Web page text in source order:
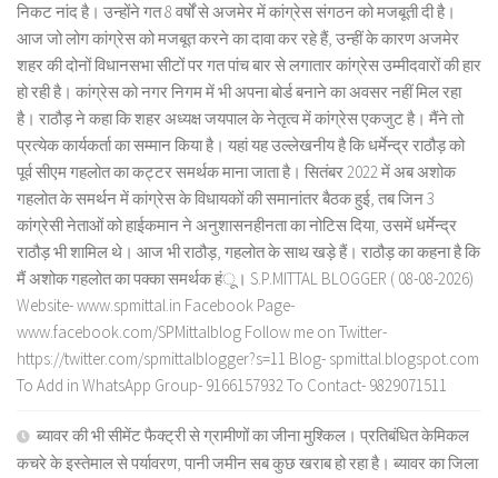
निकट नांद है। उन्होंने गत 8 वर्षों से अजमेर में कांग्रेस संगठन को मजबूती दी है।
आज जो लोग कांग्रेस को मजबूत करने का दावा कर रहे हैं, उन्हीं के कारण अजमेर
शहर की दोनों विधानसभा सीटों पर गत पांच बार से लगातार कांग्रेस उम्मीदवारों की हार
हो रही है। कांग्रेस को नगर निगम में भी अपना बोर्ड बनाने का अवसर नहीं मिल रहा
है। राठौड़ ने कहा कि शहर अध्यक्ष जयपाल के नेतृत्व में कांग्रेस एकजुट है। मैंने तो
प्रत्येक कार्यकर्ता का सम्मान किया है। यहां यह उल्लेखनीय है कि धर्मेन्द्र राठौड़ को
पूर्व सीएम गहलोत का कट्टर समर्थक माना जाता है। सितंबर 2022 में अब अशोक
गहलोत के समर्थन में कांग्रेस के विधायकों की समानांतर बैठक हुई, तब जिन 3
कांग्रेसी नेताओं को हाईकमान ने अनुशासनहीनता का नोटिस दिया, उसमें धर्मेन्द्र
राठौड़ भी शामिल थे। आज भी राठौड़, गहलोत के साथ खड़े हैं। राठौड़ का कहना है कि
मैं अशोक गहलोत का पक्का समर्थक हंू। S.P.MITTAL BLOGGER ( 08-08-2026)
Website- www.spmittal.in Facebook Page-
www.facebook.com/SPMittalblog Follow me on Twitter-
https://twitter.com/spmittalblogger?s=11 Blog- spmittal.blogspot.com
To Add in WhatsApp Group- 9166157932 To Contact- 9829071511
ब्यावर की भी सीमेंट फैक्ट्री से ग्रामीणों का जीना मुश्किल। प्रतिबंधित केमिकल
कचरे के इस्तेमाल से पर्यावरण, पानी जमीन सब कुछ खराब हो रहा है। ब्यावर का जिला